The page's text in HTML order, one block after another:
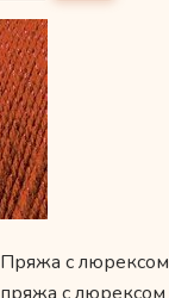
Пряжа с люрексом